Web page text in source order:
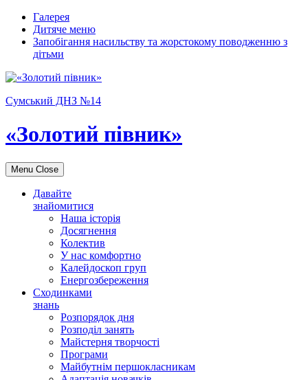
Галерея
Дитяче меню
Запобігання насильству та жорстокому поводженню з
дітьми
Сумський ДНЗ №14
«Золотий півник»
Menu Close
Давайте
знайомитися
Наша історія
Досягнення
Колектив
У нас комфортно
Калейдоскоп груп
Енергозбереження
Сходинками
знань
Розпорядок дня
Розподіл занять
Майстерня творчості
Програми
Майбутнім першокласникам